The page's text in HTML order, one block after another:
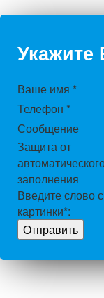
Ваше имя *
Телефон *
Сообщение
Защита от
заполнения
Введите слово с
картинки*: